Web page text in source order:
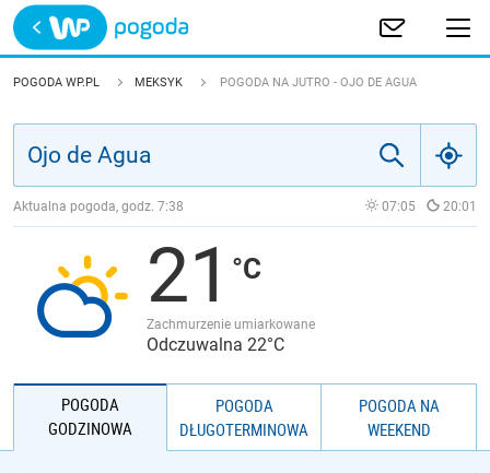
Trwa ładowanie
POLSKA
JAKOŚĆ POWIETRZA
POGODA WP.PL MEKSYK POGODA NA JUTRO - OJO DE AGUA
Aktualna pogoda, godz. 7:38 07:05 20:01
21
Zachmurzenie umiarkowane
Odczuwalna 22°C
POGODA
GODZINOWA
POGODA
DŁUGOTERMINOWA
POGODA NA
WEEKEND